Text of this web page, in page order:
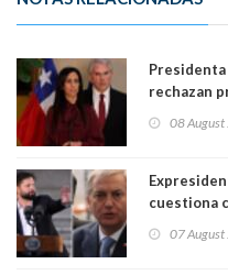
rechazan
08
cuestiona
07